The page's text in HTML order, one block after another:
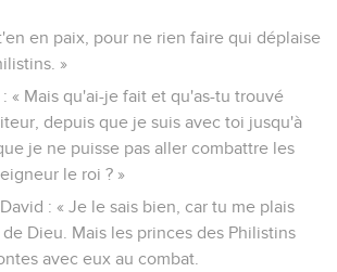
en paix, pour ne rien faire qui déplaise
»
« Mais qu'ai-je fait et qu'as-tu trouvé
depuis que je suis avec toi jusqu'à
je ne puisse pas aller combattre les
le roi ? »
: « Je le sais bien, car tu me plais
de Dieu. Mais les princes des Philistins
avec eux au combat.